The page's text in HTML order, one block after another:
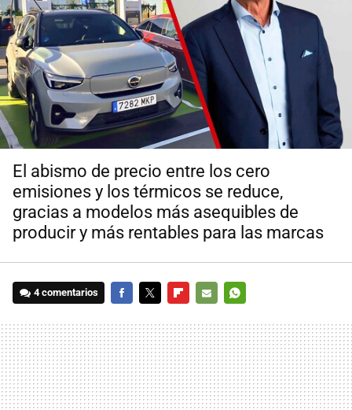
El abismo de precio entre los cero
emisiones y los térmicos se reduce,
gracias a modelos más asequibles de
producir y más rentables para las marcas
4 comentarios
MAIL